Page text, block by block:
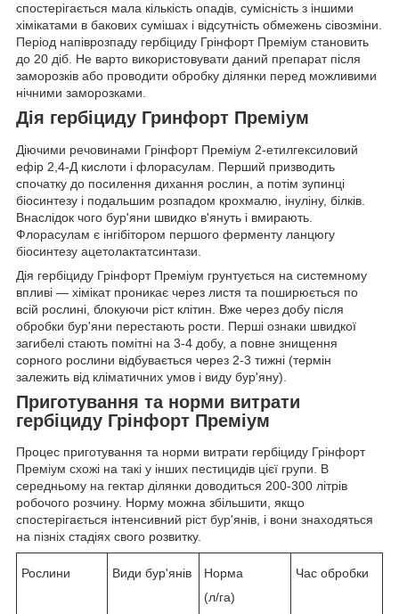
спостерігається мала кількість опадів, сумісність з іншими
хімікатами в бакових сумішах і відсутність обмежень сівозміни.
Період напіврозпаду гербіциду Грінфорт Преміум становить
до 20 діб. Не варто використовувати даний препарат після
заморозків або проводити обробку ділянки перед можливими
нічними заморозками.
Дія гербіциду Гринфорт Преміум
Діючими речовинами Грінфорт Преміум 2-етилгексиловий
ефір 2,4-Д кислоти і флорасулам. Перший призводить
спочатку до посилення дихання рослин, а потім зупинці
біосинтезу і подальшим розпадом крохмалю, інуліну, білків.
Внаслідок чого бур'яни швидко в'януть і вмирають.
Флорасулам є інгібітором першого ферменту ланцюгу
біосинтезу ацетолактатсинтази.
Дія гербіциду Грінфорт Преміум грунтується на системному
впливі — хімікат проникає через листя та поширюється по
всій рослині, блокуючи ріст клітин. Вже через добу після
обробки бур'яни перестають рости. Перші ознаки швидкої
загибелі стають помітні на 3-4 добу, а повне знищення
сорного рослини відбувається через 2-3 тижні (термін
залежить від кліматичних умов і виду бур'яну).
Приготування та норми витрати
гербіциду Грінфорт Преміум
Процес приготування та норми витрати гербіциду Грінфорт
Преміум схожі на такі у інших пестицидів цієї групи. В
середньому на гектар ділянки доводиться 200-300 літрів
робочого розчину. Норму можна збільшити, якщо
спостерігається інтенсивний ріст бур'янів, і вони знаходяться
на пізніх стадіях свого розвитку.
Рослини Види бур'янів
Норма
(л/га)
Час обробки